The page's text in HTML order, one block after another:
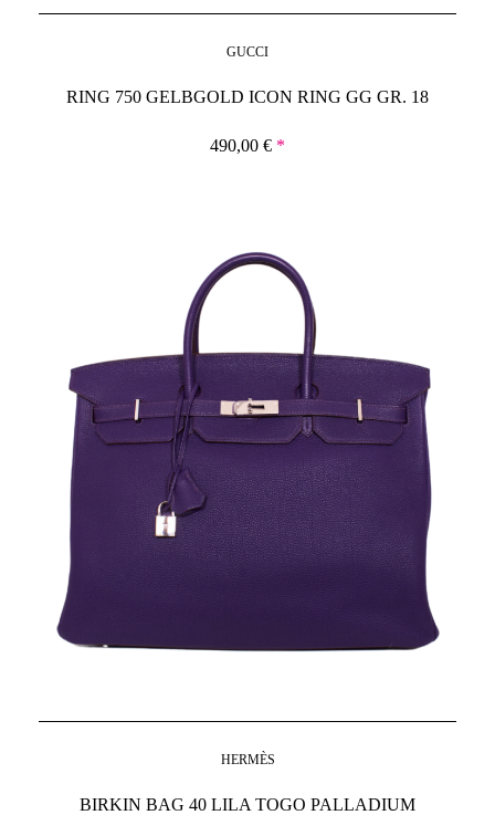
GUCCI
RING 750 GELBGOLD ICON RING GG GR. 18
490,00 € *
HERMÈS
BIRKIN BAG 40 LILA TOGO PALLADIUM